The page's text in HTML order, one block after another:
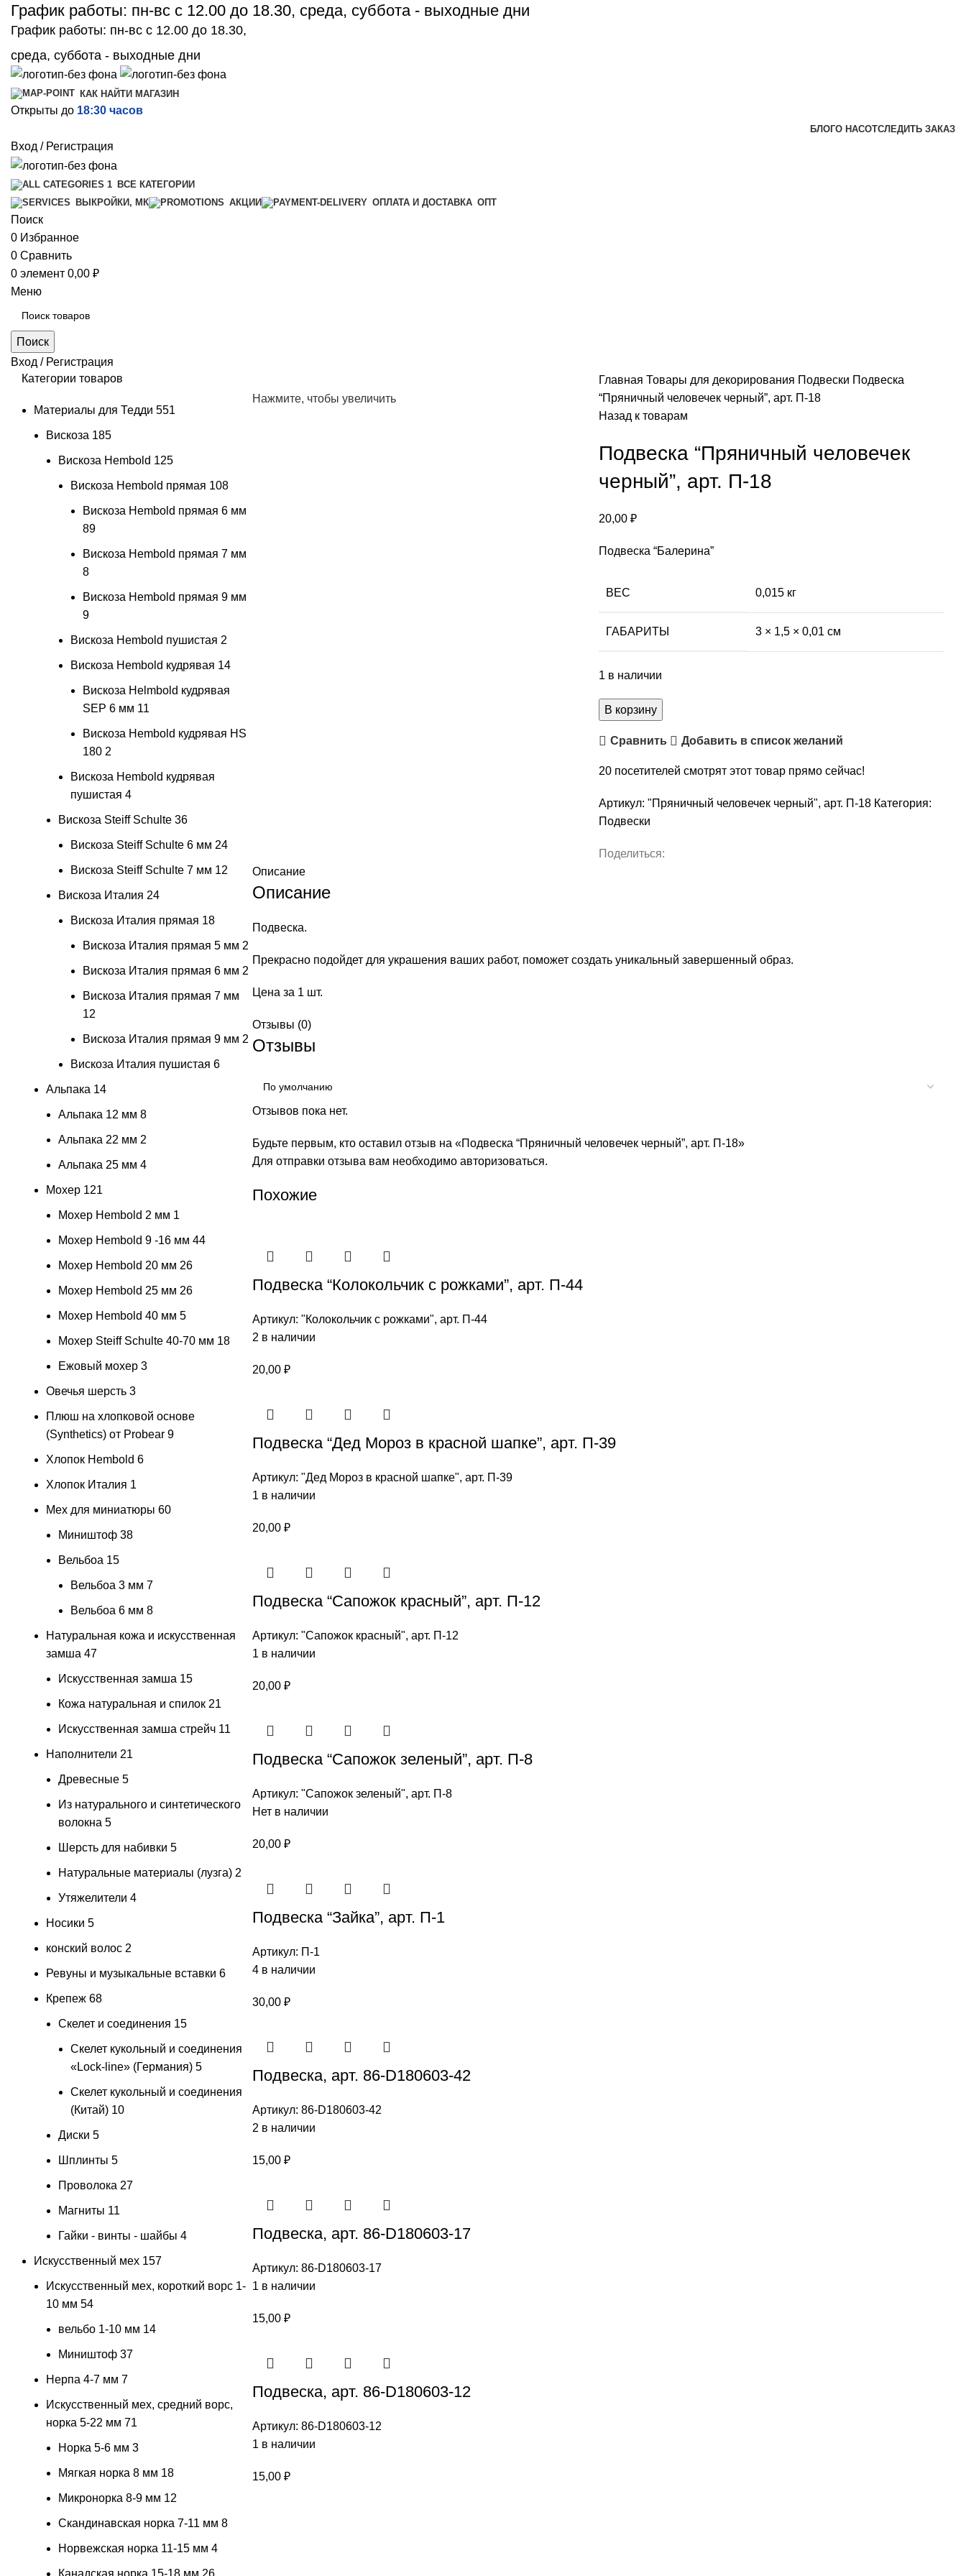
График работы: пн-вс с 12.00 до 18.30, среда, суббота - выходные дни
График работы: пн-вс с 12.00 до 18.30,
среда, суббота - выходные дни
КАК НАЙТИ МАГАЗИН
Открыты до 18:30 часов
БЛОГО НАСОТСЛЕДИТЬ ЗАКАЗ
Вход / Регистрация
ВСЕ КАТЕГОРИИ
ВЫКРОЙКИ, МК
АКЦИИ ОПЛАТА И ДОСТАВКА ОПТ
Поиск
0 Избранное
0 Сравнить
0 элемент 0,00 ₽
Меню
Поиск
Вход / Регистрация
Нажмите, чтобы увеличить
Главная Товары для декорирования Подвески Подвеска
“Пряничный человечек черный”, арт. П-18
Назад к товарам
Подвеска “Пряничный человечек
черный”, арт. П-18
20,00 ₽
Подвеска “Балерина”
ВЕС 0,015 кг
ГАБАРИТЫ 3 × 1,5 × 0,01 см
1 в наличии
Количество
товара
Подвеска
человечек
черный",
арт.
В корзину
Сравнить Добавить в список желаний
20 посетителей смотрят этот товар прямо сейчас!
Артикул: "Пряничный человечек черный", арт. П-18 Категория:
Подвески
Поделиться:
Описание
Описание
Подвеска.
Прекрасно подойдет для украшения ваших работ, поможет создать уникальный завершенный образ.
Цена за 1 шт.
Отзывы (0)
Отзывы
Отзывов пока нет.
Будьте первым, кто оставил отзыв на «Подвеска “Пряничный человечек черный”, арт. П-18»
Для отправки отзыва вам необходимо авторизоваться.
Похожие
Подвеска “Колокольчик с рожками”, арт. П-44
Артикул: "Колокольчик с рожками", арт. П-44
2 в наличии
20,00 ₽
Подвеска “Дед Мороз в красной шапке”, арт. П-39
Артикул: "Дед Мороз в красной шапке", арт. П-39
1 в наличии
20,00 ₽
Подвеска “Сапожок красный”, арт. П-12
Артикул: "Сапожок красный", арт. П-12
1 в наличии
20,00 ₽
Подвеска “Сапожок зеленый”, арт. П-8
Артикул: "Сапожок зеленый", арт. П-8
Нет в наличии
20,00 ₽
Подвеска “Зайка”, арт. П-1
Артикул: П-1
4 в наличии
30,00 ₽
Подвеска, арт. 86-D180603-42
Артикул: 86-D180603-42
2 в наличии
15,00 ₽
Подвеска, арт. 86-D180603-17
Артикул: 86-D180603-17
1 в наличии
15,00 ₽
Подвеска, арт. 86-D180603-12
Артикул: 86-D180603-12
1 в наличии
15,00 ₽
Категории товаров
Материалы для Тедди 551
Вискоза 185
Вискоза Hembold 125
Вискоза Hembold прямая 108
Вискоза Hembold прямая 6 мм
89
Вискоза Hembold прямая 7 мм
8
Вискоза Hembold прямая 9 мм
9
Вискоза Hembold пушистая 2
Вискоза Hembold кудрявая 14
Вискоза Helmbold кудрявая
SEP 6 мм 11
Вискоза Hembold кудрявая HS
180 2
Вискоза Hembold кудрявая
пушистая 4
Вискоза Steiff Schulte 36
Вискоза Steiff Schulte 6 мм 24
Вискоза Steiff Schulte 7 мм 12
Вискоза Италия 24
Вискоза Италия прямая 18
Вискоза Италия прямая 5 мм 2
Вискоза Италия прямая 6 мм 2
Вискоза Италия прямая 7 мм
12
Вискоза Италия прямая 9 мм 2
Вискоза Италия пушистая 6
Альпака 14
Альпака 12 мм 8
Альпака 22 мм 2
Альпака 25 мм 4
Мохер 121
Мохер Hembold 2 мм 1
Мохер Hembold 9 -16 мм 44
Мохер Hembold 20 мм 26
Мохер Hembold 25 мм 26
Мохер Hembold 40 мм 5
Мохер Steiff Schulte 40-70 мм 18
Ежовый мохер 3
Овечья шерсть 3
Плюш на хлопковой основе
(Synthetics) от Probear 9
Хлопок Hembold 6
Хлопок Италия 1
Мех для миниатюры 60
Миништоф 38
Вельбоа 15
Вельбоа 3 мм 7
Вельбоа 6 мм 8
Натуральная кожа и искусственная
замша 47
Искусственная замша 15
Кожа натуральная и спилок 21
Искусственная замша стрейч 11
Наполнители 21
Древесные 5
Из натурального и синтетического
волокна 5
Шерсть для набивки 5
Натуральные материалы (лузга) 2
Утяжелители 4
Носики 5
конский волос 2
Ревуны и музыкальные вставки 6
Крепеж 68
Скелет и соединения 15
Скелет кукольный и соединения
«Lock-line» (Германия) 5
Скелет кукольный и соединения
(Китай) 10
Диски 5
Шплинты 5
Проволока 27
Магниты 11
Гайки - винты - шайбы 4
Искусственный мех 157
Искусственный мех, короткий ворс 1-
10 мм 54
вельбо 1-10 мм 14
Миништоф 37
Нерпа 4-7 мм 7
Искусственный мех, средний ворс,
норка 5-22 мм 71
Норка 5-6 мм 3
Мягкая норка 8 мм 18
Микронорка 8-9 мм 12
Скандинавская норка 7-11 мм 8
Норвежская норка 11-15 мм 4
Канадская норка 15-18 мм 26